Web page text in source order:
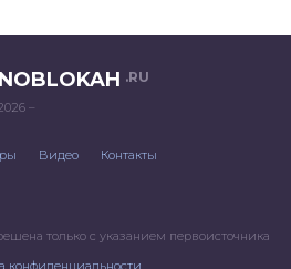
.RU
–
Видео Контакты
только с указанием первоисточника
конфиденциальности